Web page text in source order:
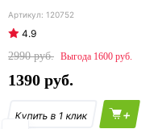
120752
4.9
2990
1600
1390
+